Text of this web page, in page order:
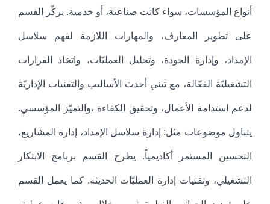
أنواع المؤسسات، سواء كانت صناعية، أو خدمية. يركّز القسم
على تطوير المعارف، والمهارات اللازمة لفهم سلاسل
الإمداد، وإدارة الجودة، وتحليل العمليّات، واتخاذ القرارات
التشغيليّة الفعّالة، مع تبني أحدث الأساليب والتقنيات الإداريّة
لدعم استدامة الأعمال، وتحقيق الكفاءة ،والتميّز المؤسسي.
يتناول موضوعات مثل: إدارة سلاسل الإمداد، إدارة المشاريع،
التحسين المستمر أكاديمياً. يطرح القسم برنامج الابتكار
التشغيلي، وتقنيات إدارة العمليّات الحديثة. كما يعمل القسم